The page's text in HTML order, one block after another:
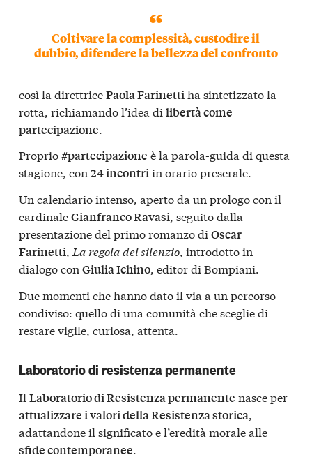
Coltivare la complessità, custodire il
dubbio, difendere la bellezza del confronto
così la direttricePaola Farinettiha sintetizzato la
rotta, richiamando l’idea di libertà come
partecipazione.
Proprio#partecipazione è la parola-guida di questa
stagione, con 24 incontriin orario preserale.
Un calendario intenso, aperto da un prologo con il
cardinaleGianfranco Ravasi, seguito dalla
presentazione del primo romanzo di Oscar
Farinetti, La regola del silenzio, introdotto in
dialogo con Giulia Ichino, editor di Bompiani.
Due momenti che hanno dato il via a un percorso
condiviso: quello di una comunità che sceglie di
restare vigile, curiosa, attenta.
Laboratorio di resistenza permanente
Il Laboratorio di Resistenza permanente nasce per
attualizzare i valori della Resistenza storica,
adattandone il significato e l’eredità morale alle
sfide contemporanee.